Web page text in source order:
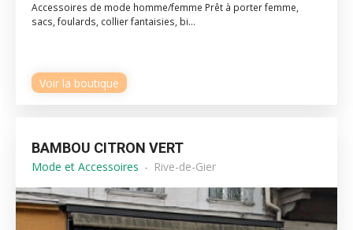
Accessoires de mode homme/femme Prêt à porter femme,
sacs, foulards, collier fantaisies, bi...
Voir la boutique
BAMBOU CITRON VERT
Mode et Accessoires Rive-de-Gier